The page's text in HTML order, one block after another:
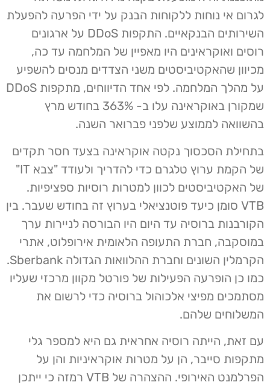
לגרום אי נוחות ללקוחות הבנק על ידי הפרעה להפעלת
השירותים הבנקאיים. התקפות DDoS על ארגונים
רוסים ואוקראינים היו מאפיין של המלחמה עד כה,
מכיוון שהאקטיביסטים משני הצדדים מנסים להשפיע
על מהלך המלחמה. לפי אחד הדיווחים, מתקפות DDoS
שמקורן באוקראינה עלו ב- 363% בחודש מרץ
בהשוואה לממוצע שלפני פברואר השנה.
בתחילת הסכסוך נקטה אוקראינה בצעד חסר תקדים
של הקמת ערוץ טלגרם כדי להדריך ולעודד "צבא IT"
של האקטיביסטים לכוון למטרות רוסיות ספציפיות.
VTB סומן כיעד פוטנציאלי בערוץ זה בחודש שעבר. בין
הקורבנות ברוסיה עד היום היו הבורסה לניירות ערך
במוסקבה, חברת התעופה הלאומית אירופלוט, אתרי
הקרמלין השונים וחברת ההלוואות הגדולה Sberbank.
כמו כן הופרעה הפעילות של פורטל מקוון מרכזי שעליו
מסתמכים מפיצי אלכוהול ברוסיה כדי לרשום את
המשלוחים שלהם.
עם זאת, הייתה רוסיה אחראית גם היא למספר גלי
מתקפות סייבר, הן על מטרות אוקראיניות והן על
הפרלמנט האירופי. ההצהרה של VTB רמזה כי ייתכן